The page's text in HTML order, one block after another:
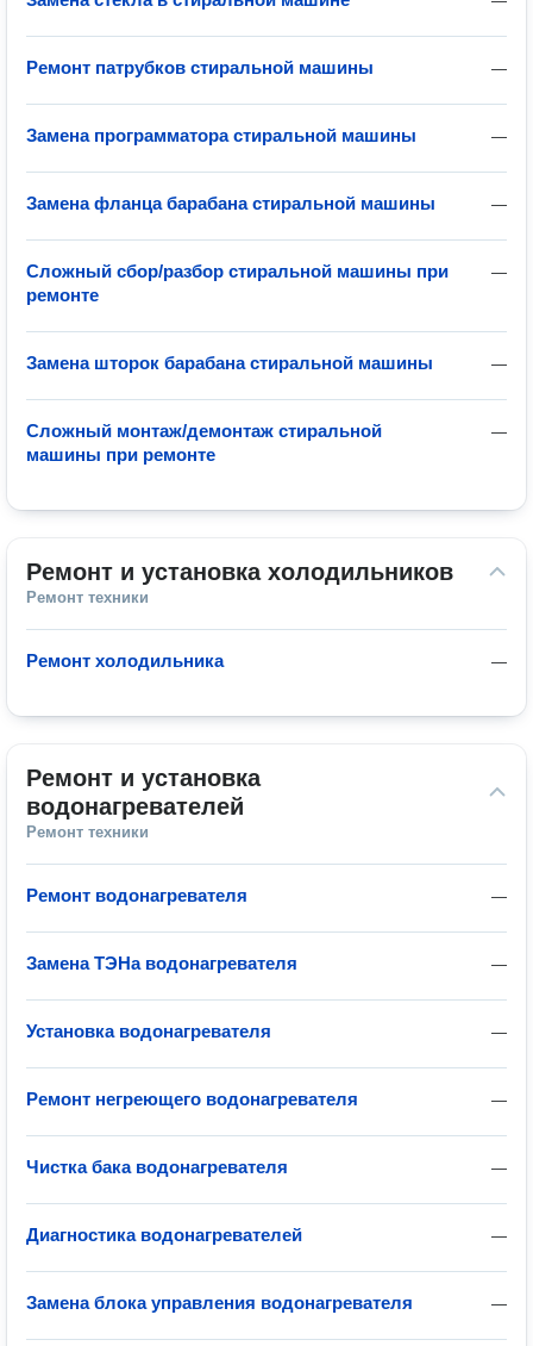
—
Ремонт патрубков стиральной машины
—
Замена программатора стиральной машины
—
Замена фланца барабана стиральной машины
—
Сложный сбор/разбор стиральной машины при
ремонте
—
Замена шторок барабана стиральной машины
—
Сложный монтаж/демонтаж стиральной
машины при ремонте
Ремонт и установка холодильников
Ремонт техники
—
Ремонт холодильника
Ремонт и установка
водонагревателей
Ремонт техники
—
Ремонт водонагревателя
—
Замена ТЭНа водонагревателя
—
Установка водонагревателя
—
Ремонт негреющего водонагревателя
—
Чистка бака водонагревателя
—
Диагностика водонагревателей
—
Замена блока управления водонагревателя